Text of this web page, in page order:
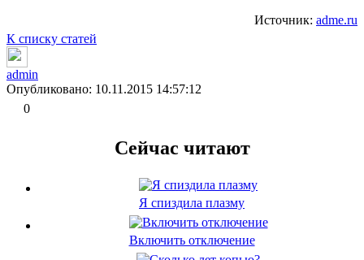
Источник: adme.ru
К списку статей
admin
Опубликовано: 10.11.2015 14:57:12
0
Сейчас читают
Я спиздила плазму
Включить отключение